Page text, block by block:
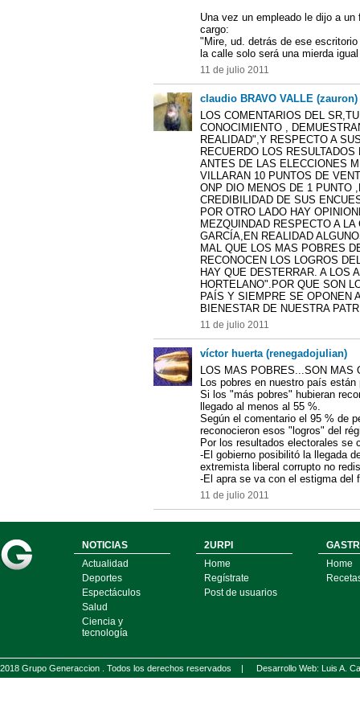
Una vez un empleado le dijo a
cargo:
"Mire, ud. detrás de ese
la calle solo será una mierda
11 de julio 2011
claudio BRAVO VALLE (zauron)
LOS COMENTARIOS DEL
CONOCIMIENTO ,
REALIDAD",Y RESPECTO A
RECUERDO LOS
ANTES DE LAS ELECCIONES
VILLARAN 10 PUNTOS DE
ONP DIO MENOS DE 1 PUNTO
CREDIBILIDAD DE SUS
POR OTRO LADO HAY
MEZQUINDAD RESPECTO A
GARCÍA,EN REALIDAD
MAL QUE LOS MAS POBRES
RECONOCEN LOS LOGROS
HAY QUE DESTERRAR. A LOS
HORTELANO".POR QUE SON
PAÍS Y SIEMPRE SE OPONEN
BIENESTAR DE NUESTRA
11 de julio 2011
víctor huerta (renegadojulian)
LOS MAS POBRES...SON MAS
Los pobres en nuestro país
Si los "más pobres" hubieran
llegado al menos al 55 %.
Según el comentario el 95 % de
reconocieron esos "logros" del
Por los resultados electorales se
-El gobierno posibilitó la llegada
extremista liberal corrupto no
-El apra se va con el estigma del
11 de julio 2011
NOTICIAS
Actualidad
Deportes
Espectáculos
Salud
Ciencia y
tecnología
2URPI
Home
Regístrate
Post de usuarios
Home
2018 Grupo Generaccion . Todos los derechos reservados | Desarrollo Web: Luis